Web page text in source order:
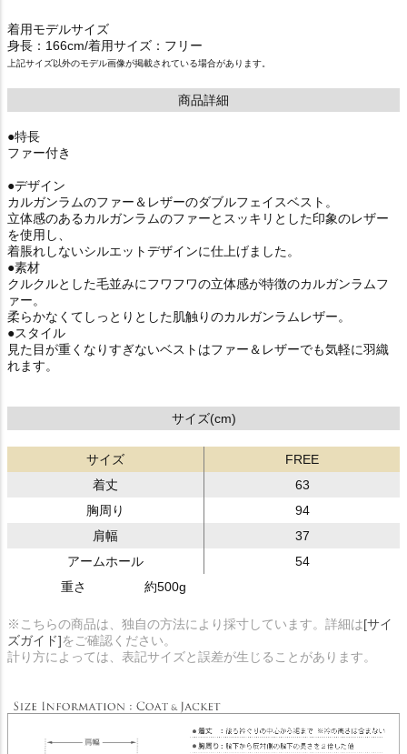
着用モデルサイズ
身長：166cm/着用サイズ：フリー
上記サイズ以外のモデル画像が掲載されている場合があります。
商品詳細
●特長
ファー付き
●デザイン
カルガンラムのファー＆レザーのダブルフェイスベスト。
立体感のあるカルガンラムのファーとスッキリとした印象のレザー
を使用し、
着脹れしないシルエットデザインに仕上げました。
●素材
クルクルとした毛並みにフワフワの立体感が特徴のカルガンラムフ
ァー。
柔らかなくてしっとりとした肌触りのカルガンラムレザー。
●スタイル
見た目が重くなりすぎないベストはファー＆レザーでも気軽に羽織
れます。
サイズ(cm)
サイズ
FREE
着丈
63
胸周り
94
肩幅
37
アームホール
54
重さ
約500g
※こちらの商品は、独自の方法により採寸しています。詳細は[サイ
ズガイド]をご確認ください。
計り方によっては、表記サイズと誤差が生じることがあります。